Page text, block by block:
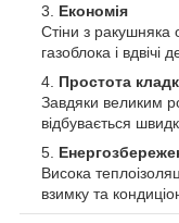
Економія
Стіни з
газоблока і вдвічі
Простота
Завдяки великим
відбувається
Висока
взимку та